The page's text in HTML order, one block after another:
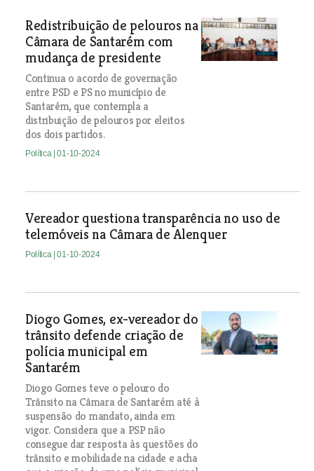
Redistribuição de pelouros na
Câmara de Santarém com
mudança de presidente
Continua o acordo de governação
entre PSD e PS no município de
Santarém, que contempla a
distribuição de pelouros por eleitos
dos dois partidos.
Política | 01-10-2024
Vereador questiona transparência no uso de
telemóveis na Câmara de Alenquer
Política | 01-10-2024
Diogo Gomes, ex-vereador do
trânsito defende criação de
polícia municipal em
Santarém
Diogo Gomes teve o pelouro do
Trânsito na Câmara de Santarém até à
suspensão do mandato, ainda em
vigor. Considera que a PSP não
consegue dar resposta às questões do
trânsito e mobilidade na cidade e acha